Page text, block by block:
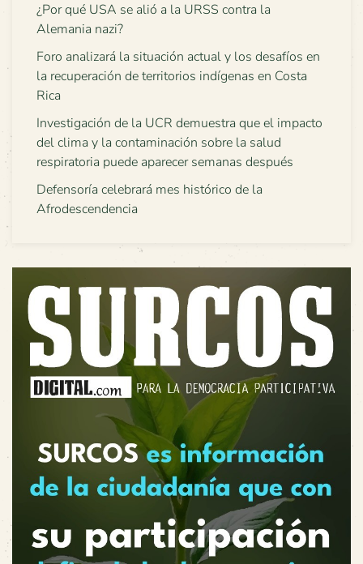
¿Por qué USA se alió a la URSS contra la
Alemania nazi?
Foro analizará la situación actual y los desafíos en
la recuperación de territorios indígenas en Costa
Rica
Investigación de la UCR demuestra que el impacto
del clima y la contaminación sobre la salud
respiratoria puede aparecer semanas después
Defensoría celebrará mes histórico de la
Afrodescendencia